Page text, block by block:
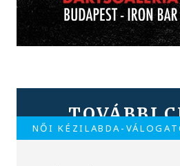
TOVÁBBI
NŐI KÉZILABDA-